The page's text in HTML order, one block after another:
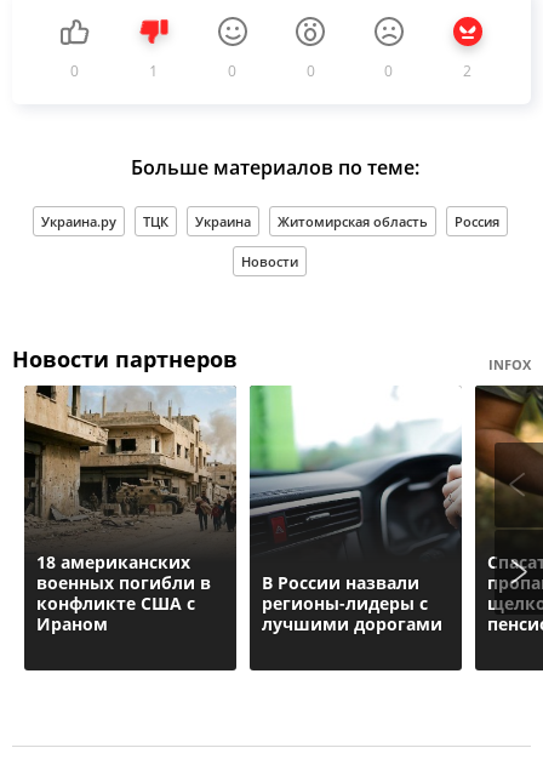
0 1 0 0 0 2
Больше материалов по теме:
Украина.ру ТЦК Украина Житомирская область Россия
Новости
Новости партнеров INFOX
18 американских
военных погибли в
конфликте США с
Ираном
В России назвали
регионы-лидеры с
лучшими дорогами